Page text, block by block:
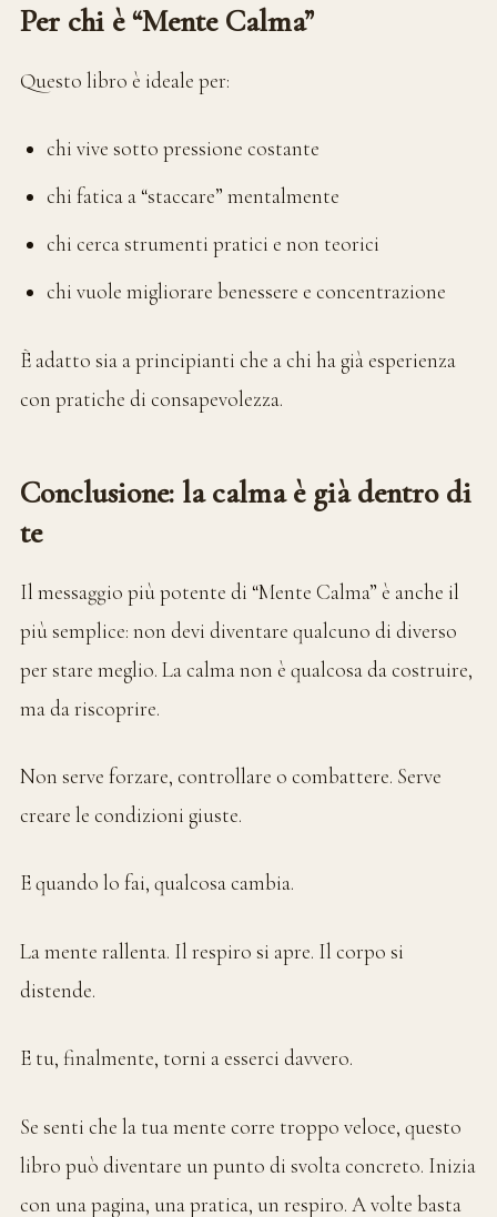
Per chi è “Mente Calma”
Questo libro è ideale per:
chi vive sotto pressione costante
chi fatica a “staccare” mentalmente
chi cerca strumenti pratici e non teorici
chi vuole migliorare benessere e concentrazione
È adatto sia a principianti che a chi ha già esperienza
con pratiche di consapevolezza.
Conclusione: la calma è già dentro di
te
Il messaggio più potente di “Mente Calma” è anche il
più semplice: non devi diventare qualcuno di diverso
per stare meglio. La calma non è qualcosa da costruire,
ma da riscoprire.
Non serve forzare, controllare o combattere. Serve
creare le condizioni giuste.
E quando lo fai, qualcosa cambia.
La mente rallenta. Il respiro si apre. Il corpo si
distende.
E tu, finalmente, torni a esserci davvero.
Se senti che la tua mente corre troppo veloce, questo
libro può diventare un punto di svolta concreto. Inizia
con una pagina, una pratica, un respiro. A volte basta